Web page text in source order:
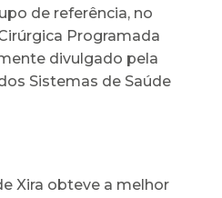
de referência, no
Programada
divulgado pela
Sistemas de Saúde
Xira obteve a melhor